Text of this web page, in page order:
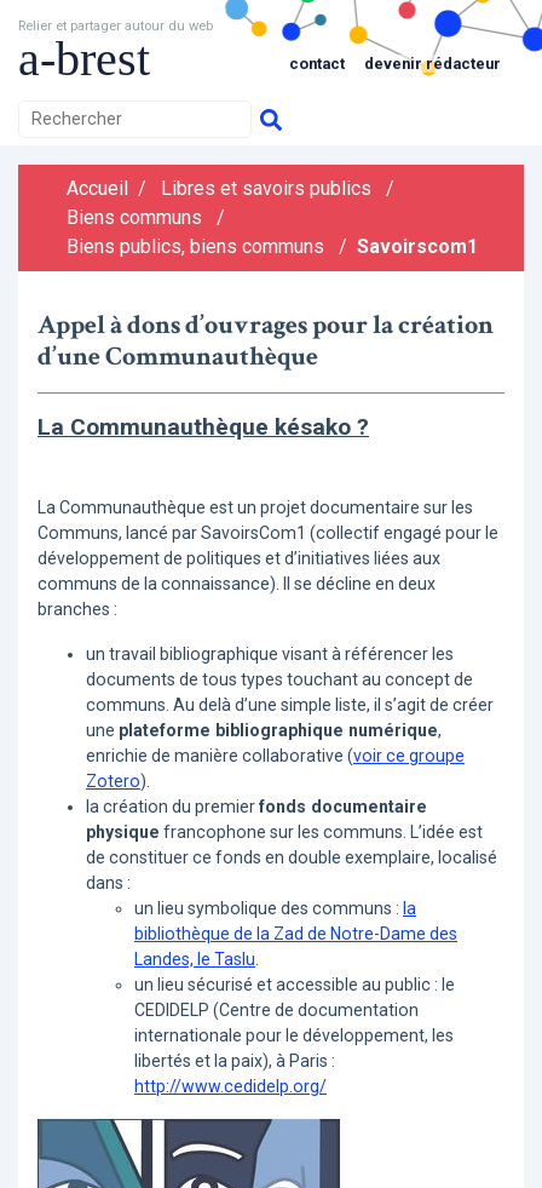
Relier et partager autour du web
a-brest contact devenir rédacteur
Accueil / Libres et savoirs publics
/
Biens communs
/
Biens publics, biens communs
/ Savoirscom1
Appel à dons d’ouvrages pour la création
d’une Communauthèque
La Communauthèque késako ?
La Communauthèque est un projet documentaire sur les
Communs, lancé par SavoirsCom1 (collectif engagé pour le
développement de politiques et d’initiatives liées aux
communs de la connaissance). Il se décline en deux
branches :
un travail bibliographique visant à référencer les
documents de tous types touchant au concept de
communs. Au delà d’une simple liste, il s’agit de créer
une plateforme bibliographique numérique,
enrichie de manière collaborative (voir ce groupe
Zotero).
la création du premierfonds documentaire
physique francophone sur les communs. L’idée est
de constituer ce fonds en double exemplaire, localisé
dans :
un lieu symbolique des communs : la
bibliothèque de la Zad de Notre-Dame des
Landes, le Taslu.
un lieu sécurisé et accessible au public : le
CEDIDELP (Centre de documentation
internationale pour le développement, les
libertés et la paix), à Paris :
http://www.cedidelp.org/